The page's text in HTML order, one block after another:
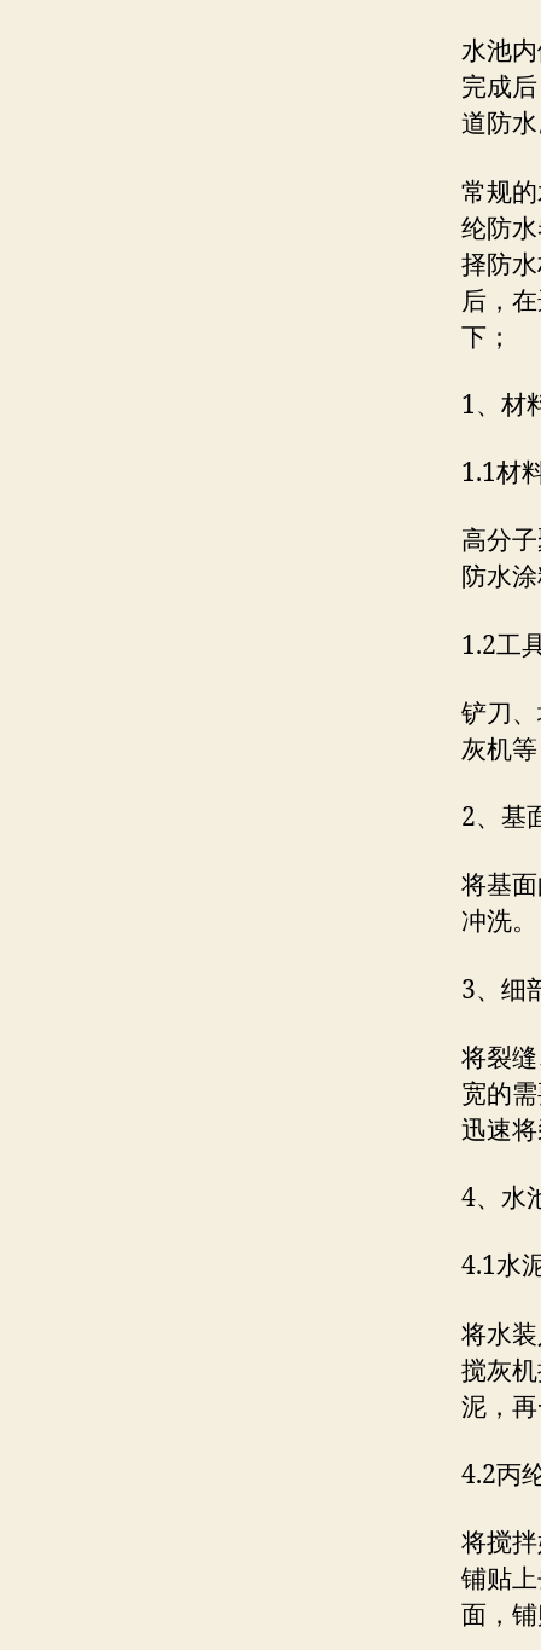
水池
完成
道防
常规
纶防
择防
后，
下；
1、材
1.1材
高分
防水
1.2工
铲刀
灰机
2、基
将基
冲洗。
3、细
将裂
宽的
迅速
4、水
4.1水
将水
搅灰
泥，
4.2丙
将搅
铺贴
面，